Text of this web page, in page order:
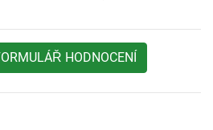
HODNOCENÍ